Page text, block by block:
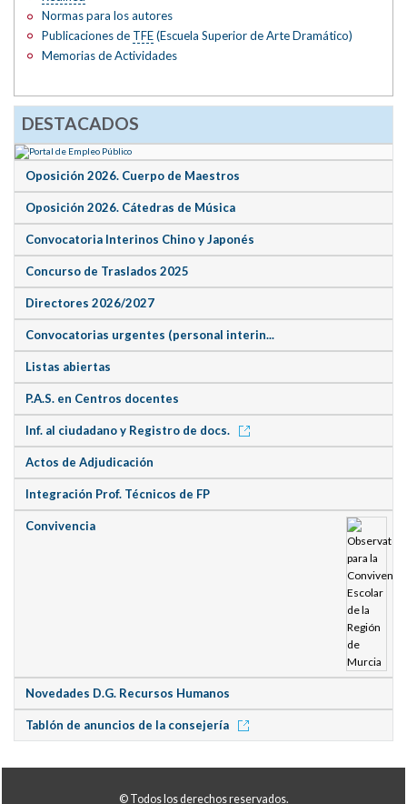
Normas para los autores
Publicaciones de TFE(Escuela Superior de Arte Dramático)
Memorias de Actividades
DESTACADOS
Oposición 2026. Cuerpo de Maestros
Oposición 2026. Cátedras de Música
Convocatoria Interinos Chino y Japonés
Concurso de Traslados 2025
Directores 2026/2027
Convocatorias urgentes (personal interin...
Listas abiertas
P.A.S. en Centros docentes
Inf. al ciudadano y Registro de docs.
Actos de Adjudicación
Integración Prof. Técnicos de FP
Convivencia
Novedades D.G. Recursos Humanos
Tablón de anuncios de la consejería
© Todos los derechos reservados.